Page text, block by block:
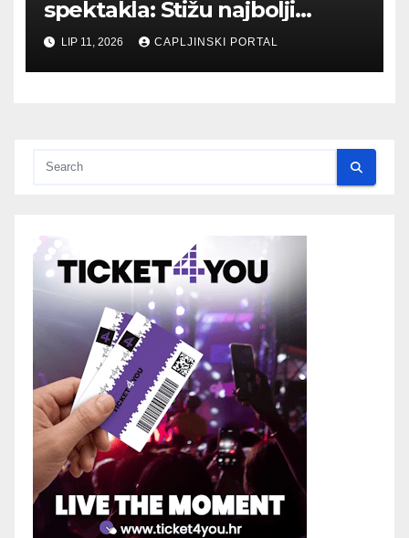
spektakla: Stižu najbolji
biciklisti Balkana
LIP 11, 2026 CAPLJINSKI PORTAL